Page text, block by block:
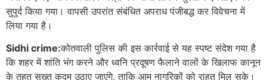
सुपुर्द किया गया। वापसी उपरांत संबंधित अपराध पंजीबद्ध कर विवेचना में
लिया गया है।
Sidhi crime:कोतवाली पुलिस की इस कार्रवाई से यह स्पष्ट संदेश गया है
कि शहर में शांति भंग करने और ध्वनि प्रदूषण फैलाने वालों के खिलाफ कानून
के तहत सख्त कदम उठाए जाएंगे, ताकि आम नागरिकों को राहत मिल सके।